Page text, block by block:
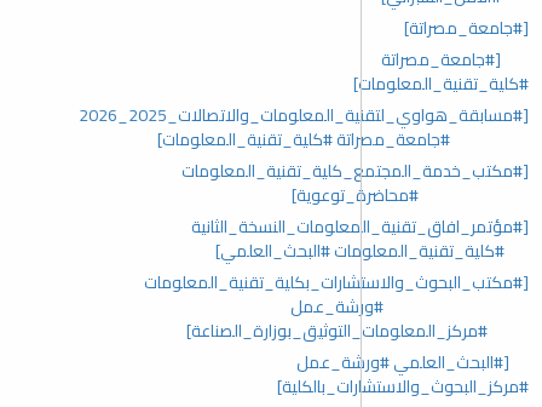
[#جامعة_مصراتة]
[#جامعة_مصراتة
#كلية_تقنية_المعلومات]
[#مسابقة_هواوي_لتقنية_المعلومات_والاتصالات_2025_2026
#جامعة_مصراتة #كلية_تقنية_المعلومات]
[#مكتب_خدمة_المجتمع_كلية_تقنية_المعلومات
#محاضرة_توعوية]
[#مؤتمر_افاق_تقنية_المعلومات_النسخة_الثانية
#كلية_تقنية_المعلومات #البحث_العلمي]
[#مكتب_البحوث_والاستشارات_بكلية_تقنية_المعلومات
#ورشة_عمل
#مركز_المعلومات_التوثيق_بوزارة_الصناعة]
[#البحث_العلمي #ورشة_عمل
#مركز_البحوث_والاستشارات_بالكلية]